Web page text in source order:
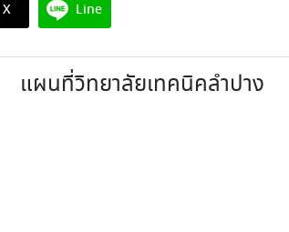
X Line
แผนที่วิทยาลัยเทคนิคลำปาง